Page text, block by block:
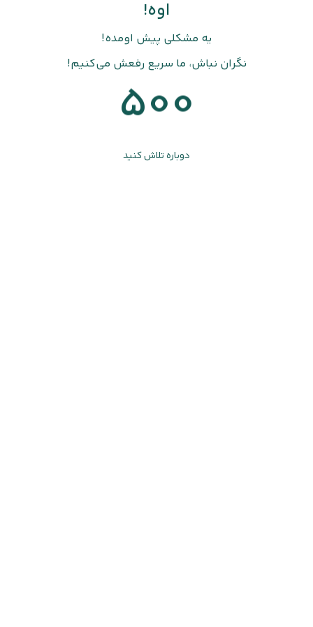
اوه!
یه مشکلی پیش اومده!
نگران نباش، ما سریع رفعش می‌کنیم!
500
دوباره تلاش کنید